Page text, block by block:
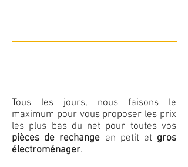
Tous les jours, nous faisons le
maximum pour vous proposer les prix
les plus bas du net pour toutes vos
pièces de rechange en petit et gros
électroménager.